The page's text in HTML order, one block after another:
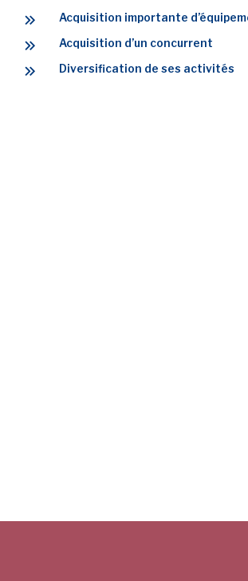
Acquisition importante
Acquisition d’un concurrent
Diversification de ses activités